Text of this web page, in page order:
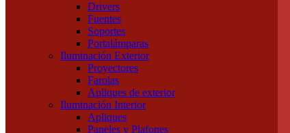
Drivers
Fuentes
Soportes
Portalámparas
Iluminación Exterior
Proyectores
Farolas
Apliques de exterior
Iluminación Interior
Apliques
Paneles y Plafones
Herramientas Eléctricas
Herramientas Manuales
Destornilladores
Pinzas y Alicates
Kits de Herramientas
Llaves